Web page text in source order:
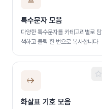
특수문자 모음
다양한 특수문자를 카테고리별로 탐
색하고 클릭 한 번으로 복사합니다
화살표 기호 모음